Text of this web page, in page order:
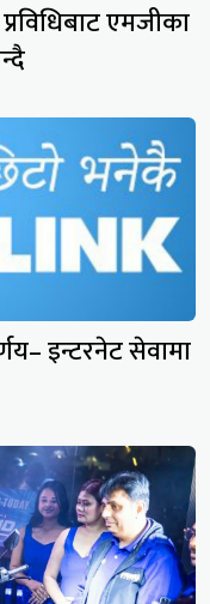
एमजीका
इन्टरनेट सेवामा